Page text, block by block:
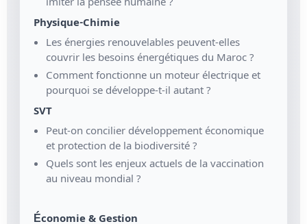
Physique-Chimie
Les énergies renouvelables peuvent-elles
couvrir les besoins énergétiques du Maroc ?
Comment fonctionne un moteur électrique et
pourquoi se développe-t-il autant ?
SVT
Peut-on concilier développement économique
et protection de la biodiversité ?
Quels sont les enjeux actuels de la vaccination
au niveau mondial ?
Économie & Gestion